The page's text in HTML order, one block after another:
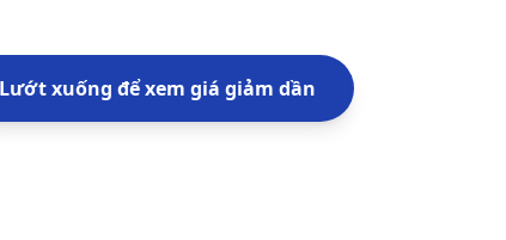
Lướt xuống để xem giá giảm dần